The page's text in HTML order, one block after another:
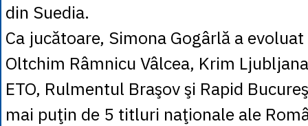
din Suedia.
Ca jucătoare, Simona Gogârlă a
Oltchim Râmnicu Vâlcea, Krim
ETO, Rulmentul Braşov şi Rapid
mai puţin de 5 titluri naţionale ale